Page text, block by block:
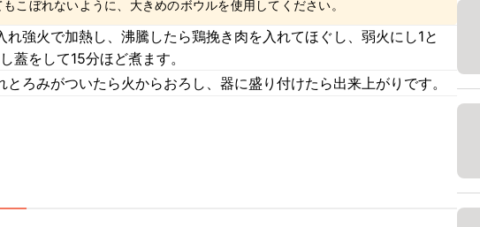
こぼれないように、大きめのボウルを使用してください。
れ強火で加熱し、沸騰したら鶏挽き肉を入れてほぐし、弱火にし1と
蓋をして15分ほど煮ます。
とろみがついたら火からおろし、器に盛り付けたら出来上がりです。